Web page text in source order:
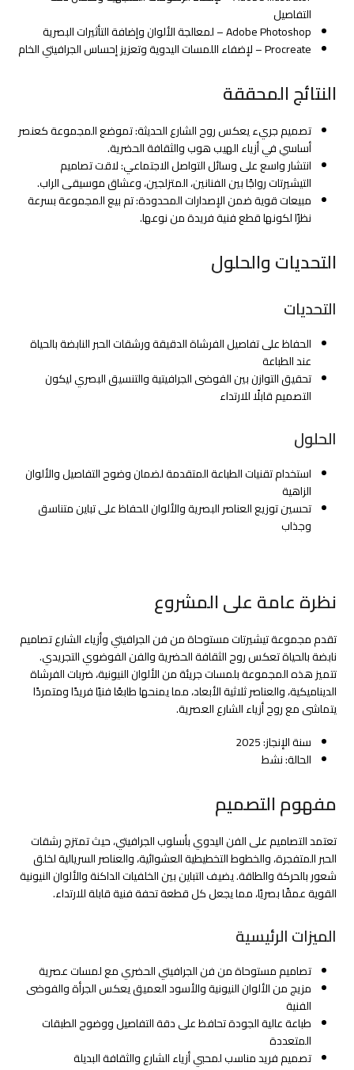
التفاصيل
Adobe Photoshop – لمعالجة الألوان وإضافة التأثيرات البصرية
Procreate – لإضفاء اللمسات اليدوية وتعزيز إحساس الجرافيتي الخام
النتائج المحققة
تصميم جريء يعكس روح الشارع الحديثة: تموضع المجموعة كعنصر
أساسي في أزياء الهيب هوب والثقافة الحضرية.
انتشار واسع على وسائل التواصل الاجتماعي: لاقت تصاميم
التيشيرتات رواجًا بين الفنانين، المتزلجين، وعشاق موسيقى الراب.
مبيعات قوية ضمن الإصدارات المحدودة: تم بيع المجموعة بسرعة
نظرًا لكونها قطع فنية فريدة من نوعها.
التحديات والحلول
التحديات
الحفاظ على تفاصيل الفرشاة الدقيقة ورشقات الحبر النابضة بالحياة
عند الطباعة
تحقيق التوازن بين الفوضى الجرافيتية والتنسيق البصري ليكون
التصميم قابلًا للارتداء
الحلول
استخدام تقنيات الطباعة المتقدمة لضمان وضوح التفاصيل والألوان
الزاهية
تحسين توزيع العناصر البصرية والألوان للحفاظ على تباين متناسق
وجذاب
نظرة عامة على المشروع
تقدم مجموعة تيشيرتات مستوحاة من فن الجرافيتي وأزياء الشارع تصاميم
نابضة بالحياة تعكس روح الثقافة الحضرية والفن الفوضوي التجريدي.
تتميز هذه المجموعة بلمسات جريئة من الألوان النيونية، ضربات الفرشاة
الديناميكية، والعناصر ثلاثية الأبعاد، مما يمنحها طابعًا فنيًا فريدًا ومتمردًا
يتماشى مع روح أزياء الشارع العصرية.
سنة الإنجاز: 2025
الحالة: نشط
مفهوم التصميم
تعتمد التصاميم على الفن اليدوي بأسلوب الجرافيتي، حيث تمتزج رشقات
الحبر المتفجرة، والخطوط التخطيطية العشوائية، والعناصر السريالية لخلق
شعور بالحركة والطاقة. يضيف التباين بين الخلفيات الداكنة والألوان النيونية
القوية عمقًا بصريًا، مما يجعل كل قطعة تحفة فنية قابلة للارتداء.
الميزات الرئيسية
تصاميم مستوحاة من فن الجرافيتي الحضري مع لمسات عصرية
مزيج من الألوان النيونية والأسود العميق يعكس الجرأة والفوضى
الفنية
طباعة عالية الجودة تحافظ على دقة التفاصيل ووضوح الطبقات
المتعددة
تصميم فريد مناسب لمحبي أزياء الشارع والثقافة البديلة